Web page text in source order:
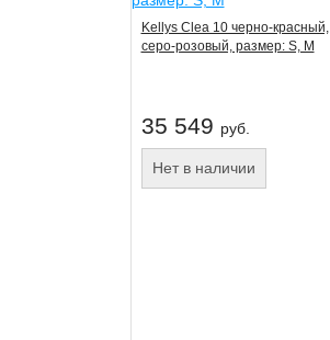
Kellys Clea 10 черно-красный,
серо-розовый, размер: S, M
35 549 руб.
Нет в наличии